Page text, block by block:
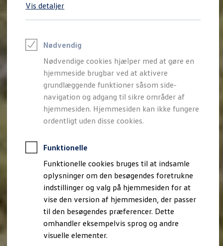
Vis detaljer
Nødvendig
Nødvendige cookies hjælper med at gøre en
hjemmeside brugbar ved at aktivere
grundlæggende funktioner såsom side-
navigation og adgang til sikre områder af
hjemmesiden. Hjemmesiden kan ikke fungere
ordentligt uden disse cookies.
Funktionelle
Funktionelle cookies bruges til at indsamle
oplysninger om den besøgendes foretrukne
indstillinger og valg på hjemmesiden for at
vise den version af hjemmesiden, der passer
til den besøgendes præferencer. Dette
omhandler eksempelvis sprog og andre
visuelle elementer.
Udregn din rækkevidde
Lær din ID. at kende
Varmepumpe
Energieffektivitet
Teaser Battery Regulation
Software og konnektivitet
ID. Software 6.0
ID.- softwareversioner og opdateringer
Grænseflader til din ID.
Køb og leasing
Lagerbiler til hurtig levering
Book en prøvetur
Bestil et tilbud
Brugte biler
Pendlerleasing
Budgetberegner
Firmabil
Vejen til en ny Volkswagen
Online Privatleasing
Finansiering og forsikring
Volkswagen Forsikring
Volkswagen Finansiering